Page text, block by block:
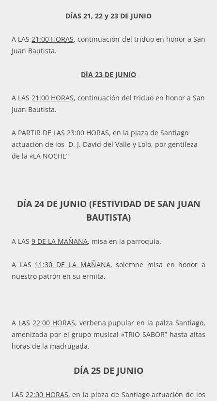
DÍAS 21, 22 y 23 DE JUNIO
A LAS21:00 HORAS, continuación del triduo en honor a San
Juan Bautista.
DÍA 23 DE JUNIO
A LAS 21:00 HORAS, continuación del triduo en honor a San
Juan Bautista.
A PARTIR DE LAS 23:00 HORAS, en la plaza de Santiago
actuación de los D. J. David del Valle y Lolo, por gentileza
de la «LA NOCHE”
DÍA 24 DE JUNIO (FESTIVIDAD DE SAN JUAN
BAUTISTA)
A LAS 9 DE LA MAÑANA, misa en la parroquia.
A LAS 11:30 DE LA MAÑANA, solemne misa en honor a
nuestro patrón en su ermita.
A LAS 22:00 HORAS, verbena pupular en la palza Santiago,
amenizada por el grupo musical «TRIO SABOR” hasta altas
horas de la madrugada.
DÍA 25 DE JUNIO
LAS 22:00 HORAS, en la plaza de Santiago actuación de los